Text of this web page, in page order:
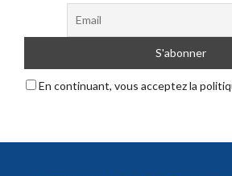
En continuant, vous acceptez la